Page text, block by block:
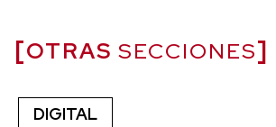
OTRAS SECCIONES
DIGITAL